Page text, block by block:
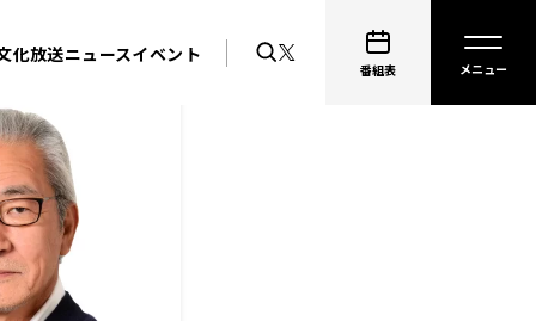
化放送ニュースイベント
番組表